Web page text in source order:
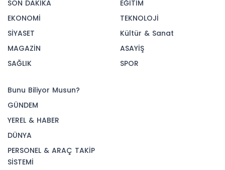
SON DAKİKA
EKONOMİ
SİYASET
MAGAZİN
SAĞLIK
EĞİTİM
TEKNOLOJİ
Kültür & Sanat
ASAYİŞ
SPOR
Bunu Biliyor Musun?
GÜNDEM
YEREL & HABER
DÜNYA
PERSONEL & ARAÇ TAKİP
SİSTEMİ